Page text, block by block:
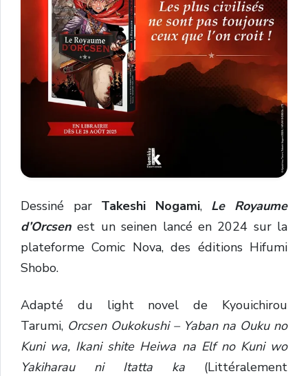
Dessiné par Takeshi Nogami, Le Royaume
d’Orcsen est un seinen lancé en 2024 sur la
plateforme Comic Nova, des éditions Hifumi
Shobo.
Adapté du light novel de Kyouichirou
Tarumi, Orcsen Oukokushi – Yaban na Ouku no
Kuni wa, Ikani shite Heiwa na Elf no Kuni wo
Yakiharau ni Itatta ka (Littéralement